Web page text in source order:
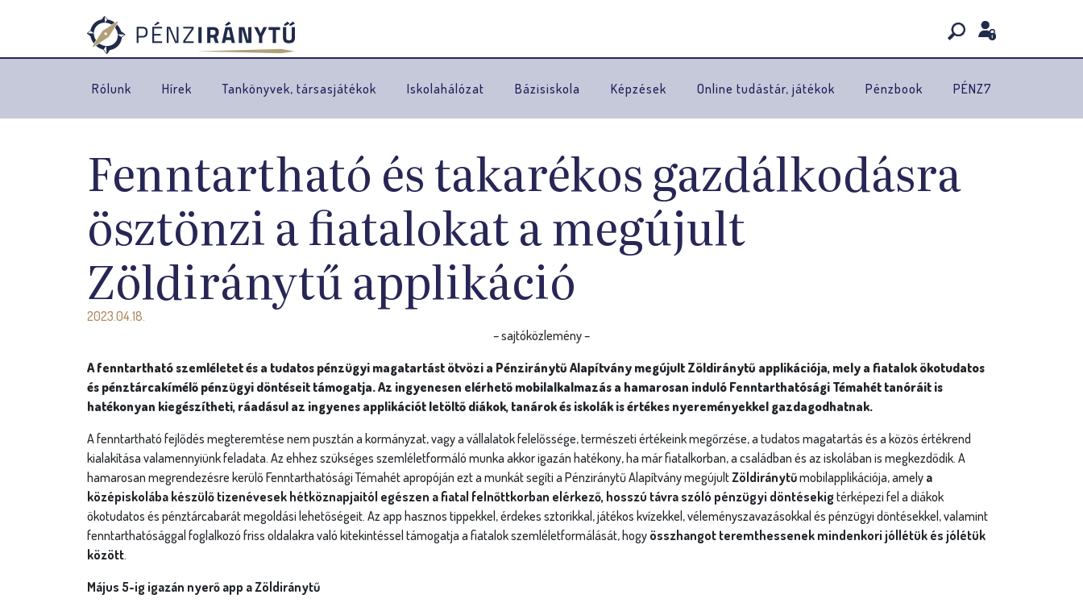
Rólunk Hírek Tankönyvek, társasjátékok Iskolahálózat Bázisiskola Képzések Online tudástár, játékok Pénzbook PÉNZ7
Fenntartható és takarékos gazdálkodásra
ösztönzi a fiatalokat a megújult
Zöldiránytű applikáció
2023.04.18.
– sajtóközlemény –
A fenntartható szemléletet és a tudatos pénzügyi magatartást ötvözi a Pénziránytű Alapítvány megújult Zöldiránytű applikációja, mely a fiatalok ökotudatos
és pénztárcakímélő pénzügyi döntéseit támogatja. Az ingyenesen elérhető mobilalkalmazás a hamarosan induló Fenntarthatósági Témahét tanóráit is
hatékonyan kiegészítheti, ráadásul az ingyenes applikációt letöltő diákok, tanárok és iskolák is értékes nyereményekkel gazdagodhatnak.
A fenntartható fejlődés megteremtése nem pusztán a kormányzat, vagy a vállalatok felelőssége, természeti értékeink megőrzése, a tudatos magatartás és a közös értékrend
kialakítása valamennyiünk feladata. Az ehhez szükséges szemléletformáló munka akkor igazán hatékony, ha már fiatalkorban, a családban és az iskolában is megkezdődik. A
hamarosan megrendezésre kerülő Fenntarthatósági Témahét apropóján ezt a munkát segíti a Pénziránytű Alapítvány megújultZöldiránytűmobilapplikációja, amely a
középiskolába készülő tizenévesek hétköznapjaitól egészen a fiatal felnőttkorban elérkező, hosszú távra szóló pénzügyi döntésekigtérképezi fel a diákok
ökotudatos és pénztárcabarát megoldási lehetőségeit. Az app hasznos tippekkel, érdekes sztorikkal, játékos kvízekkel, véleményszavazásokkal és pénzügyi döntésekkel, valamint
fenntarthatósággal foglalkozó friss oldalakra való kitekintéssel támogatja a fiatalok szemléletformálását, hogy összhangot teremthessenek mindenkori jóllétük és jólétük
között.
Május 5-ig igazán nyerő app a Zöldiránytű